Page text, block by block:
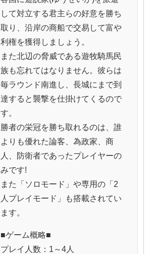
して対立する君主らの好意を勝ち
取り、沿岸の商船で交易して富や
利権を獲得しましょう。
また北辺の脅威である遊牧騎馬民
族も忘れてはなりません。彼らは
毎ラウンド南進し、長城にまで到
達すると襲撃を仕掛けてくるので
す。
勝者の栄冠を勝ち取れるのは、誰
よりも優れた論客、為政家、商
人、防衛者であったプレイヤーの
みです!
また「ソロモード」や専用の「2
人プレイモード」も搭載されてい
ます。
■ゲーム概略■
プレイ人数：1～4人